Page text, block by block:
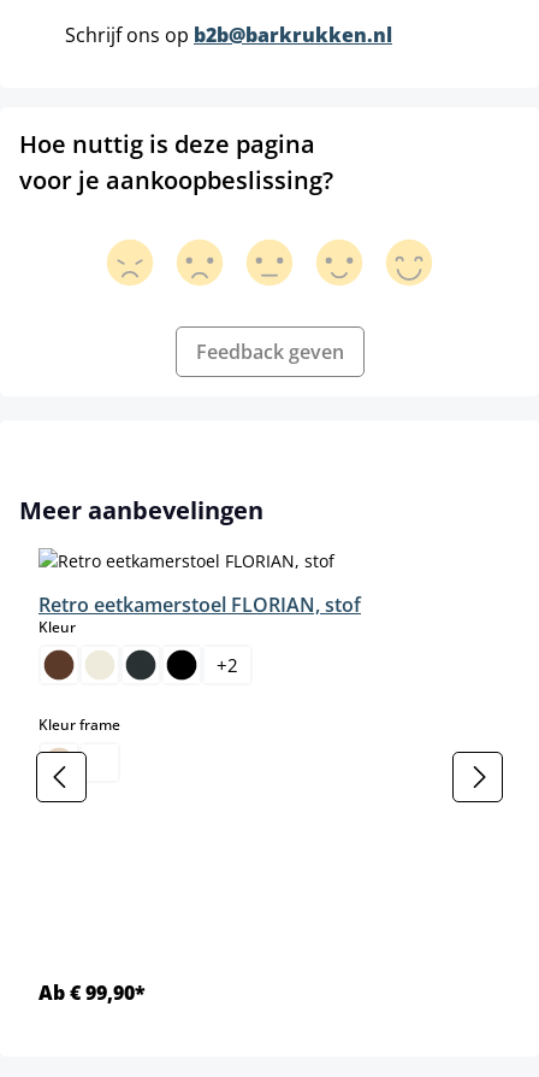
Schrijf ons op b2b@barkrukken.nl
Hoe nuttig is deze pagina
voor je aankoopbeslissing?
Feedback geven
Productgalerij overslaan
Meer aanbevelingen
Retro eetkamerstoel FLORIAN, stof
Kleurselect
+2
Kleur frameselect
Ab € 99,90*